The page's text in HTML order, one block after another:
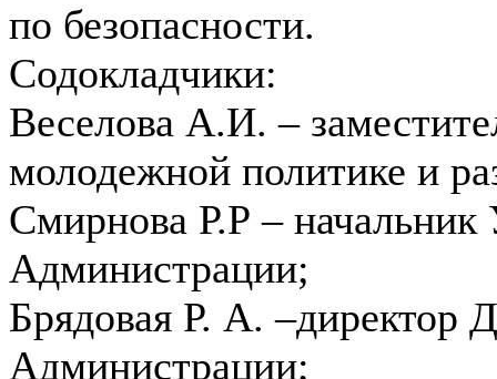
по безопасности.
Содокладчики:
Веселова А.И. –
молодежной политике и
Смирнова Р.Р – начальник
Администрации;
Брядовая Р. А. –директор
Администрации;